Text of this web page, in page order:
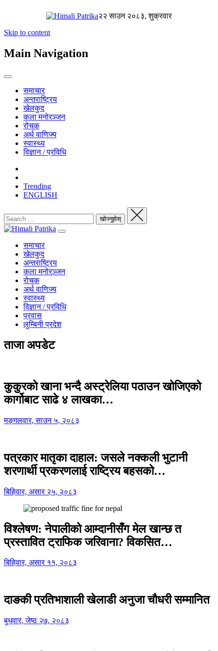
२२ साउन २०८३, शुक्रवार
Skip to content
Main Navigation
समाचार
अन्तराष्ट्रिय
खेलकुद
कला मनोरञ्जन
रोचक
अर्थ वाणिज्य
स्वास्थ्य
विज्ञान / प्रविधि
Trending
ENGLISH
समाचार
खेलकुद
अन्तराष्ट्रिय
कला मनोरञ्जन
रोचक
अर्थ वाणिज्य
स्वास्थ्य
विज्ञान / प्रविधि
प्रवास
लुम्बिनी प्रदेश
ताजा अपडेट
कुकुरको खाना भन्दै अस्ट्रेलिया पठाउन खोजिएको
कार्गोबाट साढे ४ लाखका…
मङ्गलवार, साउन ५, २०८३
पत्रकार मातृका दाहाल: जसले नक्कली भुटानी
शरणार्थी प्रकरणलाई राष्ट्रिय बहसको…
बिहिवार, असार २५, २०८३
विश्लेषण: नेपालीको आम्दानीसँग मेल खान्छ त
प्रस्तावित ट्राफिक जरिवाना? विकसित…
बिहिवार, असार ११, २०८३
दाङकी प्रतिभाशाली खेलाडी अनुजा चौधरी सम्मानित
बुधवार, जेष्ठ २७, २०८३